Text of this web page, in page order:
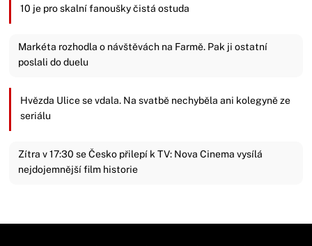
10 je pro skalní fanoušky čistá ostuda
Markéta rozhodla o návštěvách na Farmě. Pak ji ostatní
poslali do duelu
Hvězda Ulice se vdala. Na svatbě nechyběla ani kolegyně ze
seriálu
Zítra v 17:30 se Česko přilepí k TV: Nova Cinema vysílá
nejdojemnější film historie